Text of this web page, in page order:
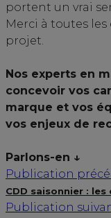
portent un vrai
Merci à toutes
projet.
Nos experts en
concevoir vos
marque et vos
vos enjeux de
Parlons-en ↓
Publication
CDD saisonnier :
Publication